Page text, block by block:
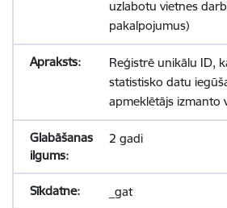
uzlabotu vietnes
pakalpojumus)
Reģistrē unikālu ID,
statistisko datu
apmeklētājs izmanto
2 gadi
_gat